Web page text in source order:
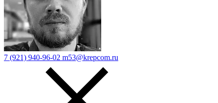
7 (921) 940-96-02 m53@krepcom.ru